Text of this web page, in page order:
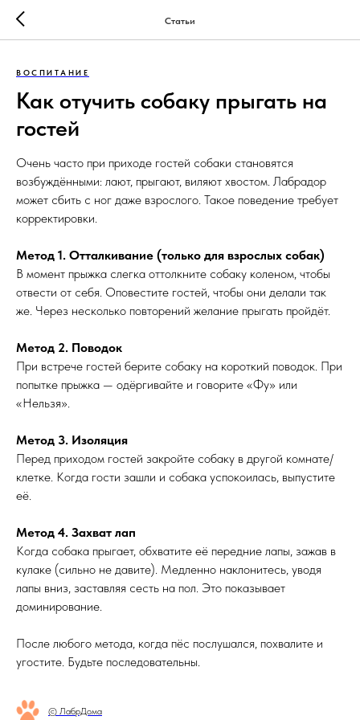
Статьи
ВОСПИТАНИЕ
Как отучить собаку прыгать на
гостей
Очень часто при приходе гостей собаки становятся
возбуждёнными: лают, прыгают, виляют хвостом. Лабрадор
может сбить с ног даже взрослого. Такое поведение требует
корректировки.
Метод 1. Отталкивание (только для взрослых собак)
В момент прыжка слегка оттолкните собаку коленом, чтобы
отвести от себя. Оповестите гостей, чтобы они делали так
же. Через несколько повторений желание прыгать пройдёт.
Метод 2. Поводок
При встрече гостей берите собаку на короткий поводок. При
попытке прыжка — одёргивайте и говорите «Фу» или
«Нельзя».
Метод 3. Изоляция
Перед приходом гостей закройте собаку в другой комнате/
клетке. Когда гости зашли и собака успокоилась, выпустите
её.
Метод 4. Захват лап
Когда собака прыгает, обхватите её передние лапы, зажав в
кулаке (сильно не давите). Медленно наклонитесь, уводя
лапы вниз, заставляя сесть на пол. Это показывает
доминирование.
После любого метода, когда пёс послушался, похвалите и
угостите. Будьте последовательны.
© ЛабрДома